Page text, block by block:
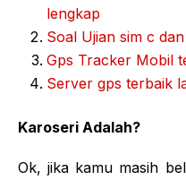
lengkap
Soal Ujian sim c
Gps Tracker Mobil
Server gps terbaik
Karoseri Adalah?
Ok, jika kamu masih